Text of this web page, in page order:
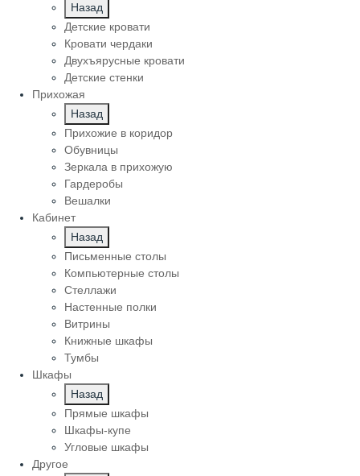
Назад
Детские кровати
Кровати чердаки
Двухъярусные кровати
Детские стенки
Прихожая
Назад
Прихожие в коридор
Обувницы
Зеркала в прихожую
Гардеробы
Вешалки
Кабинет
Назад
Письменные столы
Компьютерные столы
Стеллажи
Настенные полки
Витрины
Книжные шкафы
Тумбы
Шкафы
Назад
Прямые шкафы
Шкафы-купе
Угловые шкафы
Другое